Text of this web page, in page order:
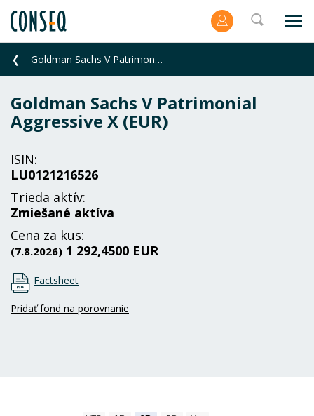
Goldman Sachs V Patrimonial Aggressive X (EUR)
Goldman Sachs V Patrimonial
Aggressive X (EUR)
ISIN:
LU0121216526
Trieda aktív:
Zmiešané aktíva
Cena za kus:
(7.8.2026) 1 292,4500 EUR
Factsheet
Pridať fond na porovnanie